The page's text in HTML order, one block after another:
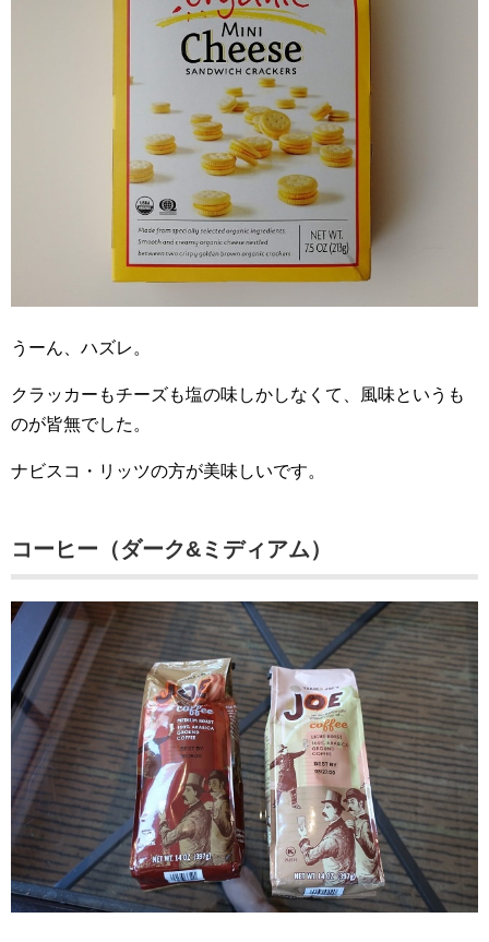
うーん、ハズレ。
クラッカーもチーズも塩の味しかしなくて、風味というも
のが皆無でした。
ナビスコ・リッツの方が美味しいです。
コーヒー（ダーク&ミディアム）